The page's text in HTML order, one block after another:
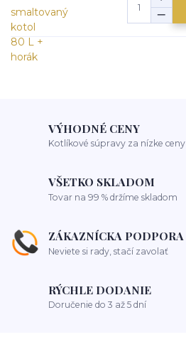
VÝHODNÉ CENY
Kotlíkové súpravy za nízke ceny
VŠETKO SKLADOM
Tovar na 99 % držíme skladom
ZÁKAZNÍCKA PODPORA
Neviete si rady, stačí zavolať
RÝCHLE DODANIE
Doručenie do 3 až 5 dní